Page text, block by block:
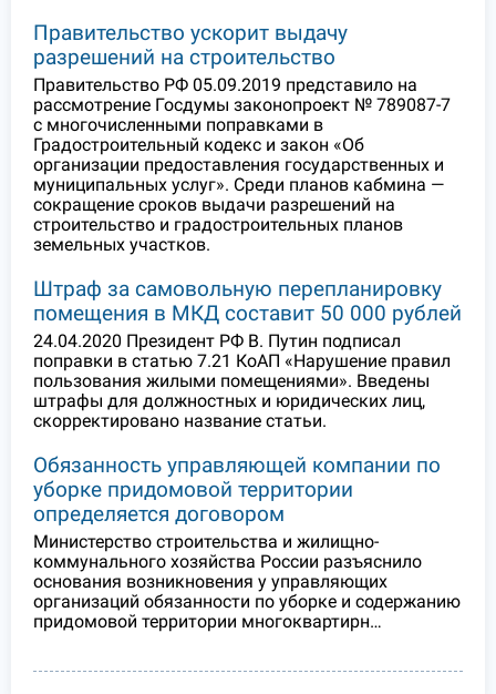
Правительство ускорит выдачу
разрешений на строительство
Правительство РФ 05.09.2019 представило на
рассмотрение Госдумы законопроект № 789087-7
с многочисленными поправками в
Градостроительный кодекс и закон «Об
организации предоставления государственных и
муниципальных услуг». Среди планов кабмина —
сокращение сроков выдачи разрешений на
строительство и градостроительных планов
земельных участков.
Штраф за самовольную перепланировку
помещения в МКД составит 50 000 рублей
24.04.2020 Президент РФ В. Путин подписал
поправки в статью 7.21 КоАП «Нарушение правил
пользования жилыми помещениями». Введены
штрафы для должностных и юридических лиц,
скорректировано название статьи.
Обязанность управляющей компании по
уборке придомовой территории
определяется договором
Министерство строительства и жилищно-
коммунального хозяйства России разъяснило
основания возникновения у управляющих
организаций обязанности по уборке и содержанию
придомовой территории многоквартирн…